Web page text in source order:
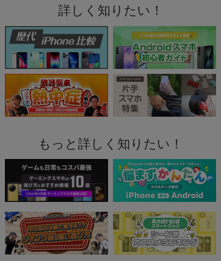
詳しく知りたい！
もっと詳しく知りたい！